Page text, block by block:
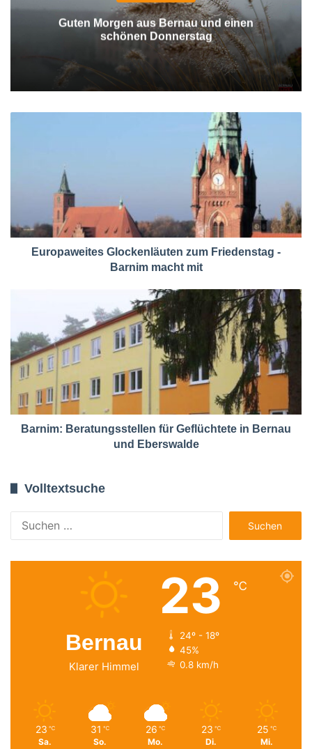
Guten Morgen aus Bernau und einen
schönen Donnerstag
Europaweites Glockenläuten zum Friedenstag -
Barnim macht mit
Barnim: Beratungsstellen für Geflüchtete in Bernau
und Eberswalde
Volltextsuche
nach:
Bernau
Klarer Himmel
23 ℃
24º - 18º
45%
0.8 km/h
23 ℃
Sa.
31 ℃
So.
26 ℃
Mo.
23 ℃
Di.
25 ℃
Mi.